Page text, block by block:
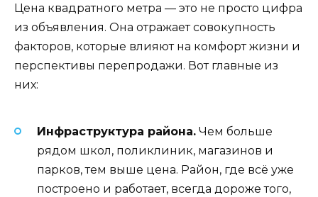
Цена квадратного метра — это не просто цифра
из объявления. Она отражает совокупность
факторов, которые влияют на комфорт жизни и
перспективы перепродажи. Вот главные из
них:
Инфраструктура района. Чем больше
рядом школ, поликлиник, магазинов и
парков, тем выше цена. Район, где всё уже
построено и работает, всегда дороже того,